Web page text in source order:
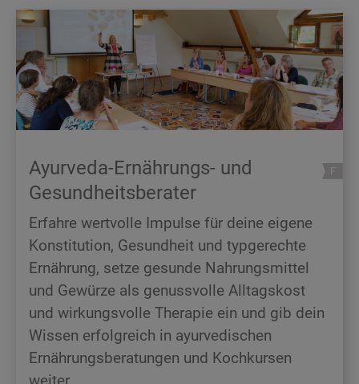
Ayurveda-Ernährungs- und
Gesundheitsberater
Erfahre wertvolle Impulse für deine eigene
Konstitution, Gesundheit und typgerechte
Ernährung, setze gesunde Nahrungsmittel
und Gewürze als genussvolle Alltagskost
und wirkungsvolle Therapie ein und gib dein
Wissen erfolgreich in ayurvedischen
Ernährungsberatungen und Kochkursen
weiter.